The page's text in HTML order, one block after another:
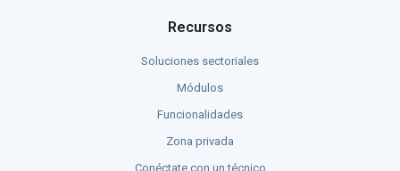
Recursos
Soluciones sectoriales
Módulos
Funcionalidades
Zona privada
Conéctate con un técnico